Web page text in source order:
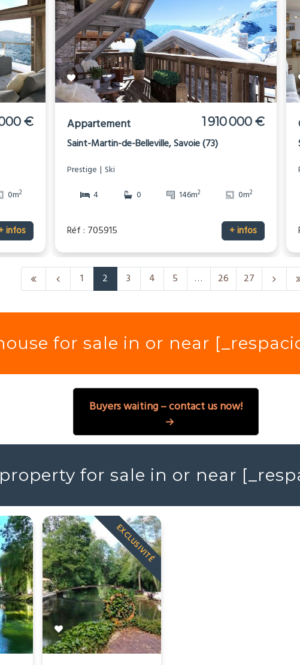
€
0m2
infos
Appartement 1 910 000 €
Saint-Martin-de-Belleville, Savoie (73)
Prestige
Ski
4
0 146m2 0m2
Réf : 705915 + infos
1 2 3 4 5 … 26 27
for sale in or near
Buyers waiting – contact us now!
for sale in or near
EXCLUSIVITÉ